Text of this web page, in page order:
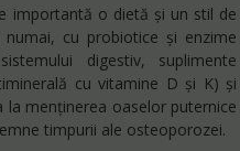
importantă o dietă și un stil de
cu probiotice și enzime
digestiv, suplimente
cu vitamine D și K) și
menținerea oaselor puternice
timpurii ale osteoporozei.